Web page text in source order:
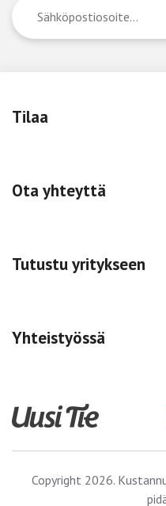
Tilaa
Ota yhteyttä
Tutustu yritykseen
Yhteistyössä
Copyright 2026.